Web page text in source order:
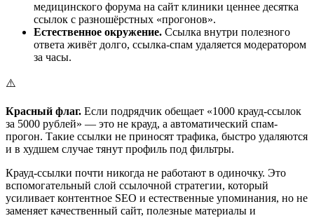
медицинского форума на сайт клиники ценнее десятка
ссылок с разношёрстных «прогонов».
Естественное окружение. Ссылка внутри полезного
ответа живёт долго, ссылка-спам удаляется модератором
за часы.
⚠️
Красный флаг. Если подрядчик обещает «1000 крауд-ссылок
за 5000 рублей» — это не крауд, а автоматический спам-
прогон. Такие ссылки не приносят трафика, быстро удаляются
и в худшем случае тянут профиль под фильтры.
Крауд-ссылки почти никогда не работают в одиночку. Это
вспомогательный слой ссылочной стратегии, который
усиливает контентное SEO и естественные упоминания, но не
заменяет качественный сайт, полезные материалы и